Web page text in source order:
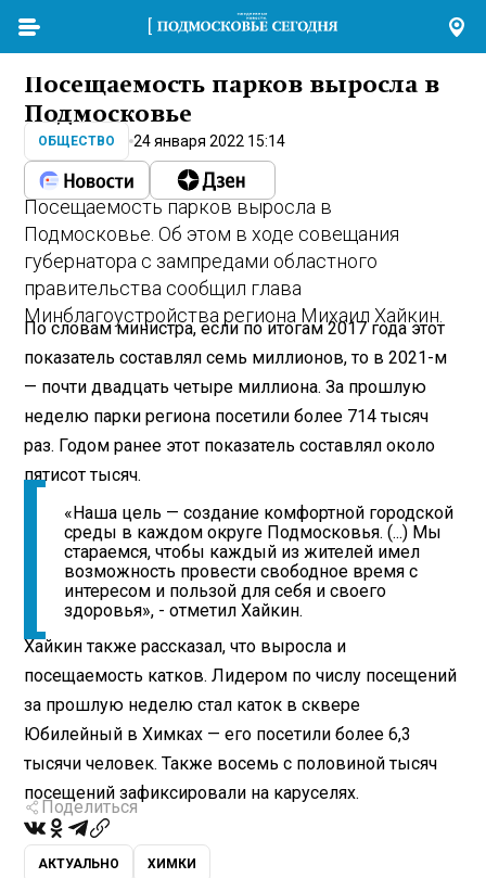
Посещаемость парков выросла в
Подмосковье
ОБЩЕСТВО 24 января 2022 15:14
Посещаемость парков выросла в
Подмосковье. Об этом в ходе совещания
губернатора с зампредами областного
правительства сообщил глава
Минблагоустройства региона Михаил Хайкин.
По словам министра, если по итогам 2017 года этот
показатель составлял семь миллионов, то в 2021-м
— почти двадцать четыре миллиона. За прошлую
неделю парки региона посетили более 714 тысяч
раз. Годом ранее этот показатель составлял около
пятисот тысяч.
«Наша цель — создание комфортной городской
среды в каждом округе Подмосковья. (...) Мы
стараемся, чтобы каждый из жителей имел
возможность провести свободное время с
интересом и пользой для себя и своего
здоровья», - отметил Хайкин.
Хайкин также рассказал, что выросла и
посещаемость катков. Лидером по числу посещений
за прошлую неделю стал каток в сквере
Юбилейный в Химках — его посетили более 6,3
тысячи человек. Также восемь с половиной тысяч
посещений зафиксировали на каруселях.
Поделиться
АКТУАЛЬНО ХИМКИ